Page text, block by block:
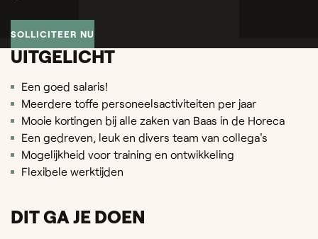
SOLLICITEER NU
UITGELICHT
Een goed salaris!
Meerdere toffe personeelsactiviteiten per jaar
Mooie kortingen bij alle zaken van Baas in de Horeca
Een gedreven, leuk en divers team van collega's
Mogelijkheid voor training en ontwikkeling
Flexibele werktijden
DIT GA JE DOEN